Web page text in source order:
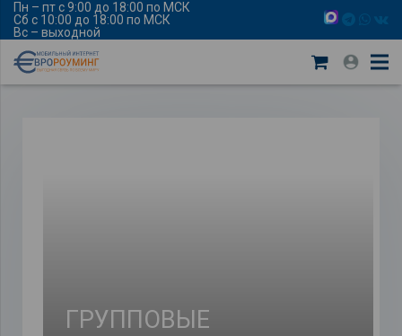
Пн – пт с 9:00 до 18:00 по МСК
Сб с 10:00 до 18:00 по МСК
Вс – выходной
ГРУППОВЫЕ